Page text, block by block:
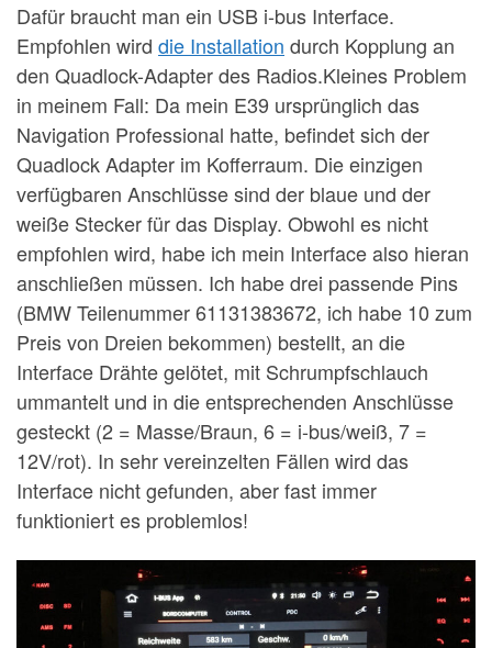
Dafür braucht man ein USB i-bus Interface.
Empfohlen wird die Installation durch Kopplung an
den Quadlock-Adapter des Radios.Kleines Problem
in meinem Fall: Da mein E39 ursprünglich das
Navigation Professional hatte, befindet sich der
Quadlock Adapter im Kofferraum. Die einzigen
verfügbaren Anschlüsse sind der blaue und der
weiße Stecker für das Display. Obwohl es nicht
empfohlen wird, habe ich mein Interface also hieran
anschließen müssen. Ich habe drei passende Pins
(BMW Teilenummer 61131383672, ich habe 10 zum
Preis von Dreien bekommen) bestellt, an die
Interface Drähte gelötet, mit Schrumpfschlauch
ummantelt und in die entsprechenden Anschlüsse
gesteckt (2 = Masse/Braun, 6 = i-bus/weiß, 7 =
12V/rot). In sehr vereinzelten Fällen wird das
Interface nicht gefunden, aber fast immer
funktioniert es problemlos!